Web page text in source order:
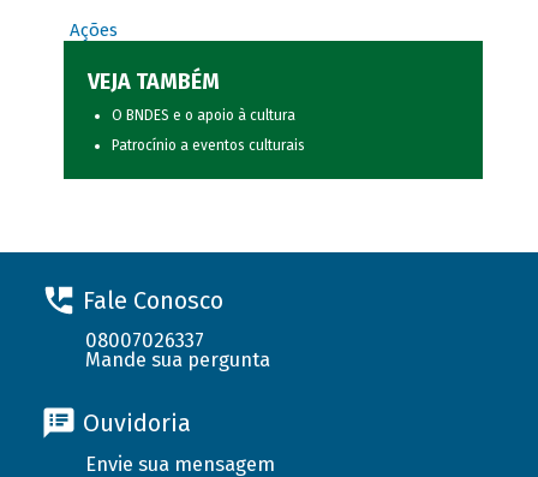
Ações
VEJA TAMBÉM
O BNDES e o apoio à cultura
Patrocínio a eventos culturais
Fale Conosco
08007026337
Mande sua pergunta
Ouvidoria
Envie sua mensagem